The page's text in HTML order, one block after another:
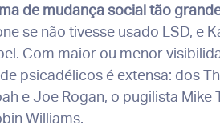
de mudança social tão
se não tivesse usado LSD, e
Com maior ou menor
psicadélicos é extensa: dos
e Joe Rogan, o pugilista
Williams.